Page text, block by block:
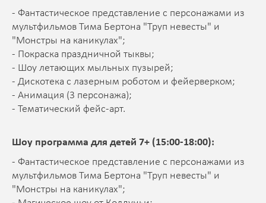
- Фантастическое представление с персонажами из
мультфильмов Тима Бертона "Труп невесты" и
"Монстры на каникулах";
- Покраска праздничной тыквы;
- Шоу летающих мыльных пузырей;
- Дискотека с лазерным роботом и фейерверком;
- Анимация (3 персонажа);
- Тематический фейс-арт.
Шоу программа для детей 7+ (15:00-18:00):
- Фантастическое представление с персонажами из
мультфильмов Тима Бертона "Труп невесты" и
"Монстры на каникулах";